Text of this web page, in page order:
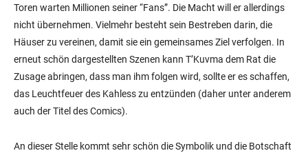
Toren warten Millionen seiner “Fans”. Die Macht will er allerdings
nicht übernehmen. Vielmehr besteht sein Bestreben darin, die
Häuser zu vereinen, damit sie ein gemeinsames Ziel verfolgen. In
erneut schön dargestellten Szenen kann T’Kuvma dem Rat die
Zusage abringen, dass man ihm folgen wird, sollte er es schaffen,
das Leuchtfeuer des Kahless zu entzünden (daher unter anderem
auch der Titel des Comics).
An dieser Stelle kommt sehr schön die Symbolik und die Botschaft